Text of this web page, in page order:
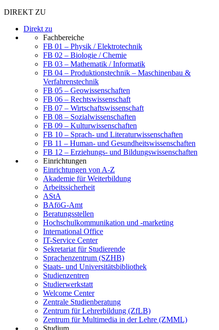
DIREKT ZU
Direkt zu
Fachbereiche
FB 01 – Physik / Elektrotechnik
FB 02 – Biologie / Chemie
FB 03 – Mathematik / Informatik
FB 04 – Produktionstechnik – Maschinenbau &
Verfahrenstechnik
FB 05 – Geowissenschaften
FB 06 – Rechtswissenschaft
FB 07 – Wirtschaftswissenschaft
FB 08 – Sozialwissenschaften
FB 09 – Kulturwissenschaften
FB 10 – Sprach- und Literaturwissenschaften
FB 11 – Human- und Gesundheitswissenschaften
FB 12 – Erziehungs- und Bildungswissenschaften
Einrichtungen
Einrichtungen von A-Z
Akademie für Weiterbildung
Arbeitssicherheit
AStA
BAföG-Amt
Beratungsstellen
Hochschulkommunikation und -marketing
International Office
IT-Service Center
Sekretariat für Studierende
Sprachenzentrum (SZHB)
Staats- und Universitätsbibliothek
Studienzentren
Studierwerkstatt
Welcome Center
Zentrale Studienberatung
Zentrum für Lehrerbildung (ZfLB)
Zentrum für Multimedia in der Lehre (ZMML)
Studium